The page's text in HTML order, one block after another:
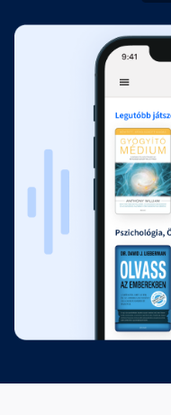
Tizenegy
Fejezet hossza:
Tizenkettő
Fejezet hossza:
Tizenhárom
Fejezet hossza:
Tizennégy
Fejezet hossza: